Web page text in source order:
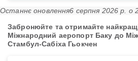
Останнє оновлення6 серпня 2026 р. о
Забронюйте та отримайте
Міжнародний аеропорт Баку до
Стамбул-Сабіха Гьокчен